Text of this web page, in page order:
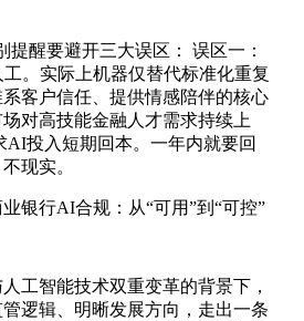
提醒要避开三大误区： 误区一：
。实际上机器仅替代标准化重复
客户信任、提供情感陪伴的核心
对高技能金融人才需求持续上
AI投入短期回本。一年内就要回
现实。
银行AI合规：从“可用”到“可控”
工智能技术双重变革的背景下，
逻辑、明晰发展方向，走出一条